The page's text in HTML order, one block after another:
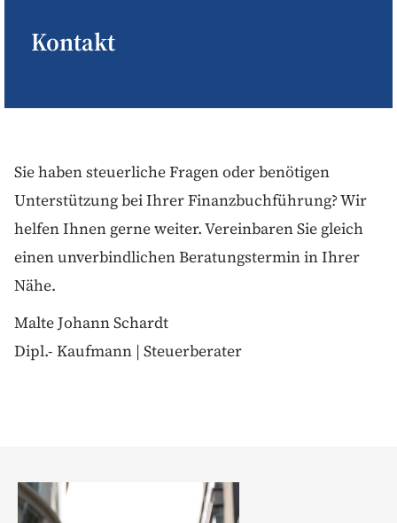
Kontakt
Sie haben steuerliche Fragen oder benötigen
Unterstützung bei Ihrer Finanzbuchführung? Wir
helfen Ihnen gerne weiter. Vereinbaren Sie gleich
einen unverbindlichen Beratungstermin in Ihrer
Nähe.
Malte Johann Schardt
Dipl.- Kaufmann | Steuerberater